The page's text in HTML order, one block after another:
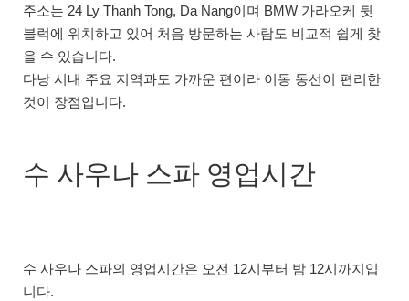
주소는 24 Ly Thanh Tong, Da Nang이며 BMW 가라오케 뒷
블럭에 위치하고 있어 처음 방문하는 사람도 비교적 쉽게 찾
을 수 있습니다.
다낭 시내 주요 지역과도 가까운 편이라 이동 동선이 편리한
것이 장점입니다.
수 사우나 스파 영업시간
수 사우나 스파의 영업시간은 오전 12시부터 밤 12시까지입
니다.